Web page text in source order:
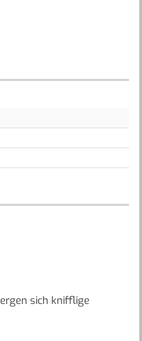
sich knifflige